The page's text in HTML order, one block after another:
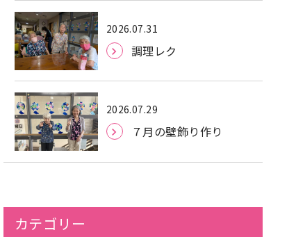
2026.07.31
調理レク
2026.07.29
７月の壁飾り作り
カテゴリー